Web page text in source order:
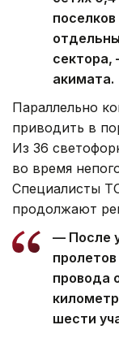
акимата.
Параллельно
приводить в
Из 36
во время
Специалисты
продолжают
— После
провода
шести